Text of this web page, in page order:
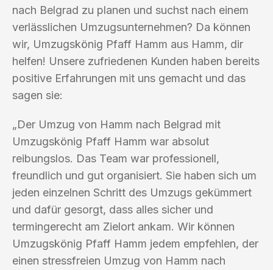
nach Belgrad zu planen und suchst nach einem
verlässlichen Umzugsunternehmen? Da können
wir, Umzugskönig Pfaff Hamm aus Hamm, dir
helfen! Unsere zufriedenen Kunden haben bereits
positive Erfahrungen mit uns gemacht und das
sagen sie:
„Der Umzug von Hamm nach Belgrad mit
Umzugskönig Pfaff Hamm war absolut
reibungslos. Das Team war professionell,
freundlich und gut organisiert. Sie haben sich um
jeden einzelnen Schritt des Umzugs gekümmert
und dafür gesorgt, dass alles sicher und
termingerecht am Zielort ankam. Wir können
Umzugskönig Pfaff Hamm jedem empfehlen, der
einen stressfreien Umzug von Hamm nach